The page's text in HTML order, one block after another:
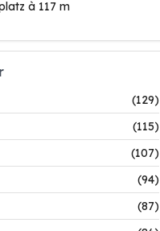
à 117 m
(129)
(115)
(107)
(94)
(87)